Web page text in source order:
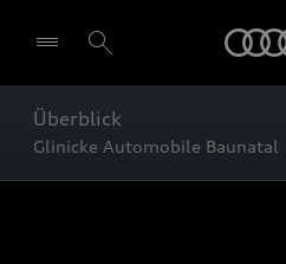
Überblick
Glinicke Automobile Baunatal